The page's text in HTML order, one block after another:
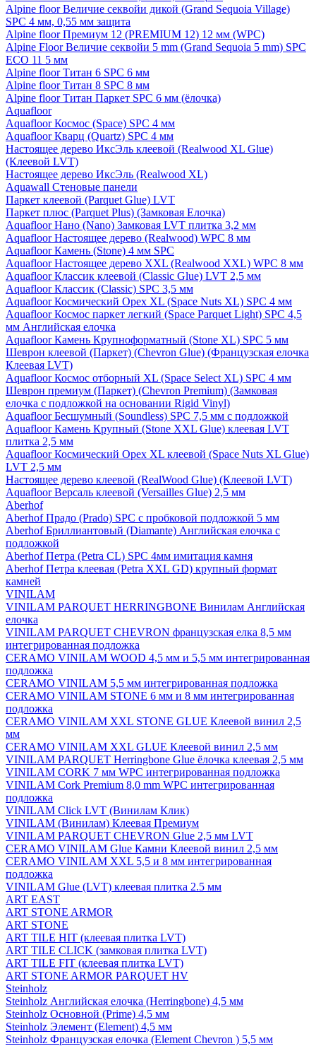
Alpine floor Величие секвойи дикой (Grand Sequoia Village)
SPC 4 мм, 0,55 мм защита
Alpine floor Премиум 12 (PREMIUM 12) 12 мм (WPC)
Alpine Floor Величие секвойи 5 mm (Grand Sequoia 5 mm) SPC
ECO 11 5 мм
Alpine floor Титан 6 SPC 6 мм
Alpine floor Титан 8 SPC 8 мм
Alpine floor Титан Паркет SPC 6 мм (ёлочка)
Aquafloor
Aquafloor Космос (Space) SPC 4 мм
Aquafloor Кварц (Quartz) SPC 4 мм
Настоящее дерево ИксЭль клеевой (Realwood XL Glue)
(Клеевой LVT)
Настоящее дерево ИксЭль (Realwood XL)
Aquawall Стеновые панели
Паркет клеевой (Parquet Glue) LVT
Паркет плюс (Parquet Plus) (Замковая Елочка)
Aquafloor Нано (Nano) Замковая LVT плитка 3,2 мм
Aquafloor Настоящее дерево (Realwood) WPC 8 мм
Aquafloor Камень (Stone) 4 мм SPC
Aquafloor Настоящее дерево XXL (Realwood XXL) WPC 8 мм
Aquafloor Классик клеевой (Classic Glue) LVT 2,5 мм
Aquafloor Классик (Classic) SPC 3,5 мм
Aquafloor Космический Орех XL (Space Nuts XL) SPC 4 мм
Aquafloor Космос паркет легкий (Space Parquet Light) SPC 4,5
мм Английская елочка
Aquafloor Камень Крупноформатный (Stone XL) SPC 5 мм
Шеврон клеевой (Паркет) (Chevron Glue) (Французская елочка
Клеевая LVT)
Aquafloor Космос отборный XL (Space Select XL) SPC 4 мм
Шеврон премиум (Паркет) (Chevron Premium) (Замковая
елочка с подложкой на основании Rigid Vinyl)
Aquafloor Бесшумный (Soundless) SPC 7,5 мм с подложкой
Aquafloor Камень Крупный (Stone XXL Glue) клеевая LVT
плитка 2,5 мм
Aquafloor Космический Орех XL клеевой (Space Nuts XL Glue)
LVT 2,5 мм
Настоящее дерево клеевой (RealWood Glue) (Клеевой LVT)
Aquafloor Версаль клеевой (Versailles Glue) 2,5 мм
Aberhof
Aberhof Прадо (Prado) SPC с пробковой подложкой 5 мм
Aberhof Бриллиантовый (Diamante) Английская елочка с
подложкой
Aberhof Петра (Petra CL) SPC 4мм имитация камня
Aberhof Петра клеевая (Petra XXL GD) крупный формат
камней
VINILAM
VINILAM PARQUET HERRINGBONE Винилам Английская
елочка
VINILAM PARQUET CHEVRON французская елка 8,5 мм
интегрированная подложка
CERAMO VINILAM WOOD 4,5 мм и 5,5 мм интегрированная
подложка
CERAMO VINILAM 5,5 мм интегрированная подложка
CERAMO VINILAM STONE 6 мм и 8 мм интегрированная
подложка
CERAMO VINILAM XXL STONE GLUE Клеевой винил 2,5
мм
CERAMO VINILAM XXL GLUE Клеевой винил 2,5 мм
VINILAM PARQUET Herringbone Glue ёлочка клеевая 2,5 мм
VINILAM CORK 7 мм WPC интегрированная подложка
VINILAM Cork Premium 8,0 mm WPC интегрированная
подложка
VINILAM Click LVT (Винилам Клик)
VINILAM (Винилам) Клеевая Премиум
VINILAM PARQUET CHEVRON Glue 2,5 мм LVT
CERAMO VINILAM Glue Камни Клеевой винил 2,5 мм
CERAMO VINILAM XXL 5,5 и 8 мм интегрированная
подложка
VINILAM Glue (LVT) клеевая плитка 2.5 мм
ART EAST
ART STONE ARMOR
ART STONE
ART TILE HIT (клеевая плитка LVT)
ART TILE CLICK (замковая плитка LVT)
ART TILE FIT (клеевая плитка LVT)
ART STONE ARMOR PARQUET HV
Steinholz
Steinholz Английская елочка (Herringbone) 4,5 мм
Steinholz Основной (Prime) 4,5 мм
Steinholz Элемент (Element) 4,5 мм
Steinholz Французская елочка (Element Chevron ) 5,5 мм